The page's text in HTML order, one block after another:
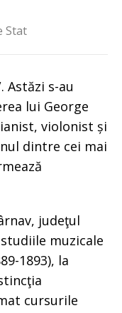
Stat
Astăzi s-au
lui George
violonist și
dintre cei mai
judeţul
muzicale
1893), la
cursurile